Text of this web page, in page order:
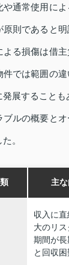
通常使用に
原則であると
よる損傷は借
件では範囲の
展することも
ルの概要と
。
主
収入に
大のリ
期間が長
と回収困